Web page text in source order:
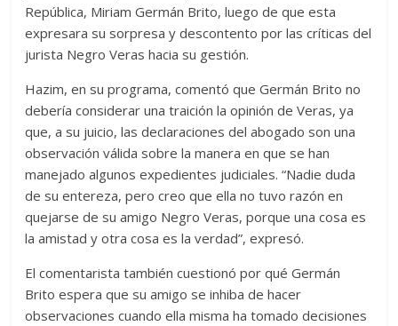
República, Miriam Germán Brito, luego de que esta
expresara su sorpresa y descontento por las críticas del
jurista Negro Veras hacia su gestión.
Hazim, en su programa, comentó que Germán Brito no
debería considerar una traición la opinión de Veras, ya
que, a su juicio, las declaraciones del abogado son una
observación válida sobre la manera en que se han
manejado algunos expedientes judiciales. “Nadie duda
de su entereza, pero creo que ella no tuvo razón en
quejarse de su amigo Negro Veras, porque una cosa es
la amistad y otra cosa es la verdad”, expresó.
El comentarista también cuestionó por qué Germán
Brito espera que su amigo se inhiba de hacer
observaciones cuando ella misma ha tomado decisiones